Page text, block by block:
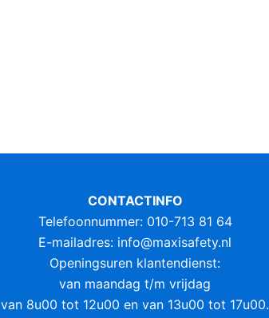
CONTACTINFO
Telefoonnummer: 010-713 81 64
E-mailadres: info@maxisafety.nl
Openingsuren klantendienst:
van maandag t/m vrijdag
van 8u00 tot 12u00 en van 13u00 tot 17u00.